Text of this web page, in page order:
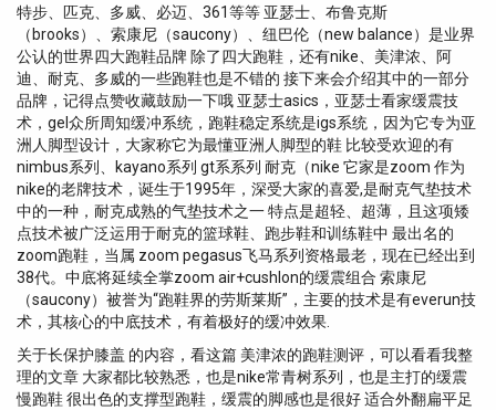
特步、匹克、多威、必迈、361等等 亚瑟士、布鲁克斯
（brooks）、索康尼（saucony）、纽巴伦（new balance）是业界
公认的世界四大跑鞋品牌 除了四大跑鞋，还有nike、美津浓、阿
迪、耐克、多威的一些跑鞋也是不错的 接下来会介绍其中的一部分
品牌，记得点赞收藏鼓励一下哦 亚瑟士asics，亚瑟士看家缓震技
术，gel众所周知缓冲系统，跑鞋稳定系统是igs系统，因为它专为亚
洲人脚型设计，大家称它为最懂亚洲人脚型的鞋 比较受欢迎的有
nimbus系列、kayano系列 gt系系列 耐克（nike 它家是zoom 作为
nike的老牌技术，诞生于1995年，深受大家的喜爱,是耐克气垫技术
中的一种，耐克成熟的气垫技术之一 特点是超轻、超薄，且这项矮
点技术被广泛运用于耐克的篮球鞋、跑步鞋和训练鞋中 最出名的
zoom跑鞋，当属 zoom pegasus飞马系列资格最老，现在已经出到
38代。中底将延续全掌zoom air+cushlon的缓震组合 索康尼
（saucony）被誉为“跑鞋界的劳斯莱斯”，主要的技术是有everun技
术，其核心的中底技术，有着极好的缓冲效果.
关于长保护膝盖 的内容，看这篇 美津浓的跑鞋测评，可以看看我整
理的文章 大家都比较熟悉，也是nike常青树系列，也是主打的缓震
慢跑鞋 很出色的支撑型跑鞋，缓震的脚感也是很好 适合外翻扁平足